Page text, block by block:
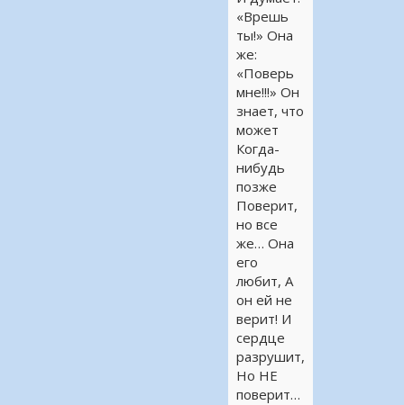
«Врешь
ты!» Она
же:
«Поверь
мне!!!» Он
знает, что
может
Когда-
нибудь
позже
Поверит,
но все
же… Она
его
любит, А
он ей не
верит! И
сердце
разрушит,
Но НЕ
поверит…